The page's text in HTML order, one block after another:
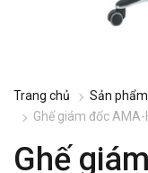
Trang chủ Sản phẩm
Ghế giám đốc AMA-
Ghế